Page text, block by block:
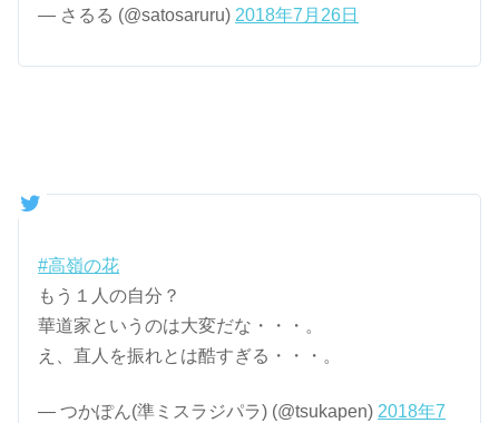
— さるる (@satosaruru)2018年7月26日
#高嶺の花
もう１人の自分？
華道家というのは大変だな・・・。
え、直人を振れとは酷すぎる・・・。
— つかぽん(準ミスラジパラ) (@tsukapen) 2018年7